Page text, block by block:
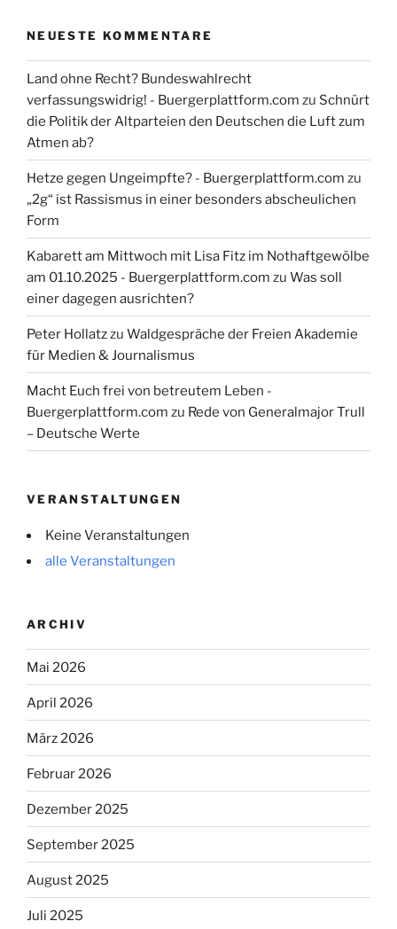
NEUESTE KOMMENTARE
Land ohne Recht? Bundeswahlrecht
verfassungswidrig! - Buergerplattform.com zu Schnürt
die Politik der Altparteien den Deutschen die Luft zum
Atmen ab?
Hetze gegen Ungeimpfte? - Buergerplattform.com zu
„2g“ ist Rassismus in einer besonders abscheulichen
Form
Kabarett am Mittwoch mit Lisa Fitz im Nothaftgewölbe
am 01.10.2025 - Buergerplattform.com zu Was soll
einer dagegen ausrichten?
Peter Hollatzzu Waldgespräche der Freien Akademie
für Medien & Journalismus
Macht Euch frei von betreutem Leben -
Buergerplattform.com zu Rede von Generalmajor Trull
– Deutsche Werte
VERANSTALTUNGEN
Keine Veranstaltungen
alle Veranstaltungen
ARCHIV
Mai 2026
April 2026
März 2026
Februar 2026
Dezember 2025
September 2025
August 2025
Juli 2025